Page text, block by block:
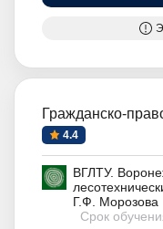
Гражданско-
4.4
ВГЛТУ.
Г.Ф. Морозова
Срок